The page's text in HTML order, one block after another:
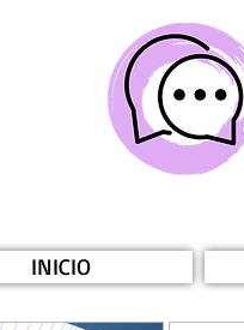
INICIO